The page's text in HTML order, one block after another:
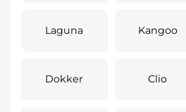
Laguna Kangoo
Dokker Clio